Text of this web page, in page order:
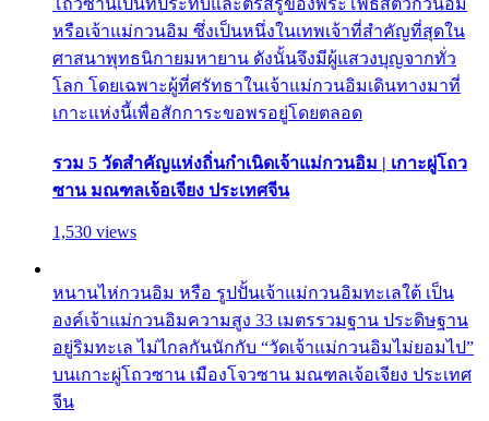
หรือเจ้าแม่กวนอิม ซึ่งเป็นหนึ่งในเทพเจ้าที่สำคัญที่สุดใน
ศาสนาพุทธนิกายมหายาน ดังนั้นจึงมีผู้แสวงบุญจากทั่ว
โลก โดยเฉพาะผู้ที่ศรัทธาในเจ้าแม่กวนอิมเดินทางมาที่
เกาะแห่งนี้เพื่อสักการะขอพรอยู่โดยตลอด
รวม 5 วัดสำคัญแห่งถิ่นกำเนิดเจ้าแม่กวนอิม | เกาะผู่โถว
ซาน มณฑลเจ้อเจียง ประเทศจีน
1,530 views
หนานไห่กวนอิม หรือ รูปปั้นเจ้าแม่กวนอิมทะเลใต้ เป็น
องค์เจ้าแม่กวนอิมความสูง 33 เมตรรวมฐาน ประดิษฐาน
อยู่ริมทะเล ไม่ไกลกันนักกับ “วัดเจ้าแม่กวนอิมไม่ยอมไป”
บนเกาะผู่โถวซาน เมืองโจวซาน มณฑลเจ้อเจียง ประเทศ
จีน